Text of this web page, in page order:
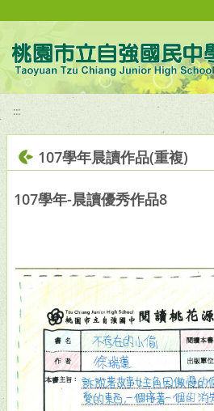
:::
107學年晨讀作品(重複)
107學年-晨讀優秀作品8